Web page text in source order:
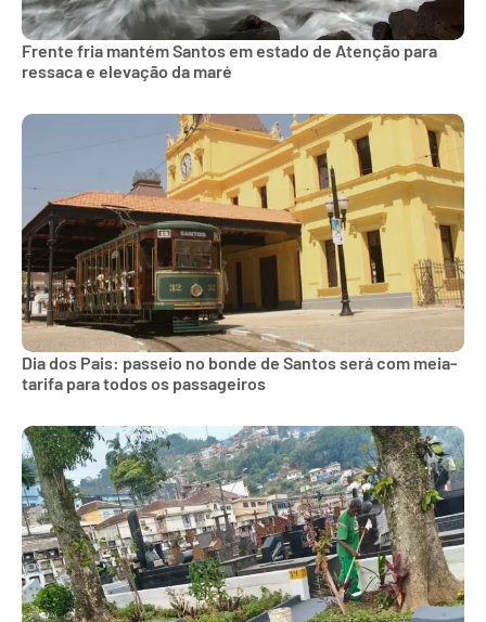
Frente fria mantém Santos em estado de Atenção para
ressaca e elevação da maré
Dia dos Pais: passeio no bonde de Santos será com meia-
tarifa para todos os passageiros